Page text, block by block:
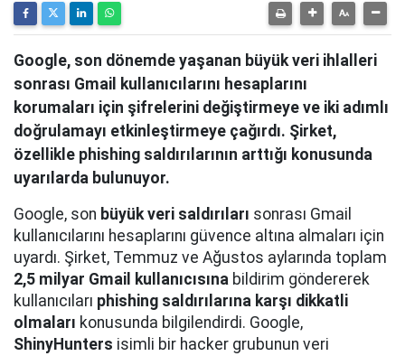
Google, son dönemde yaşanan büyük veri ihlalleri
sonrası Gmail kullanıcılarını hesaplarını
korumaları için şifrelerini değiştirmeye ve iki adımlı
doğrulamayı etkinleştirmeye çağırdı. Şirket,
özellikle phishing saldırılarının arttığı konusunda
uyarılarda bulunuyor.
Google, son büyük veri saldırıları sonrası Gmail
kullanıcılarını hesaplarını güvence altına almaları için
uyardı. Şirket, Temmuz ve Ağustos aylarında toplam
2,5 milyar Gmail kullanıcısına bildirim göndererek
kullanıcıları phishing saldırılarına karşı dikkatli
olmaları konusunda bilgilendirdi. Google,
ShinyHunters isimli bir hacker grubunun veri